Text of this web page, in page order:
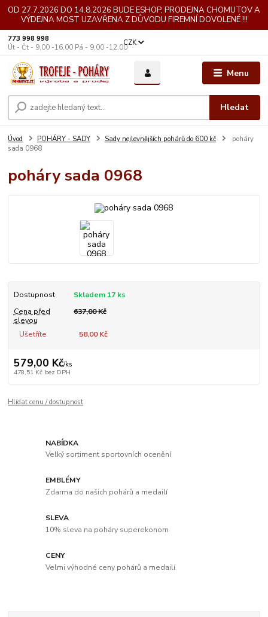
OD 27.7.2026 DO 14.8.2026 BUDE ESHOP, PRODEJNA CHOMUTOV A
VÝDEJNA MOST UZAVŘENA Z DŮVODU FIREMNÍ DOVOLENÉ !!!
Menu
CZK
Hledat
773 998 998
Út - Čt - 9,00 -16,00 Pá - 9,00 -12,00
Úvod POHÁRY - SADY Sady nejlevnějších pohárů do 600 kč
poháry
sada 0968
poháry sada 0968
Dostupnost
Skladem 17 ks
Cena před
slevou
637,00 Kč
Ušetříte 58,00 Kč
579,00 Kč/ks
478,51 Kč bez DPH
Hlídat cenu / dostupnost
NABÍDKA
Velký sortiment sportovních ocenění
EMBLÉMY
Zdarma do našich pohárů a medailí
SLEVA
10% sleva na poháry superekonom
CENY
Velmi výhodné ceny pohárů a medailí